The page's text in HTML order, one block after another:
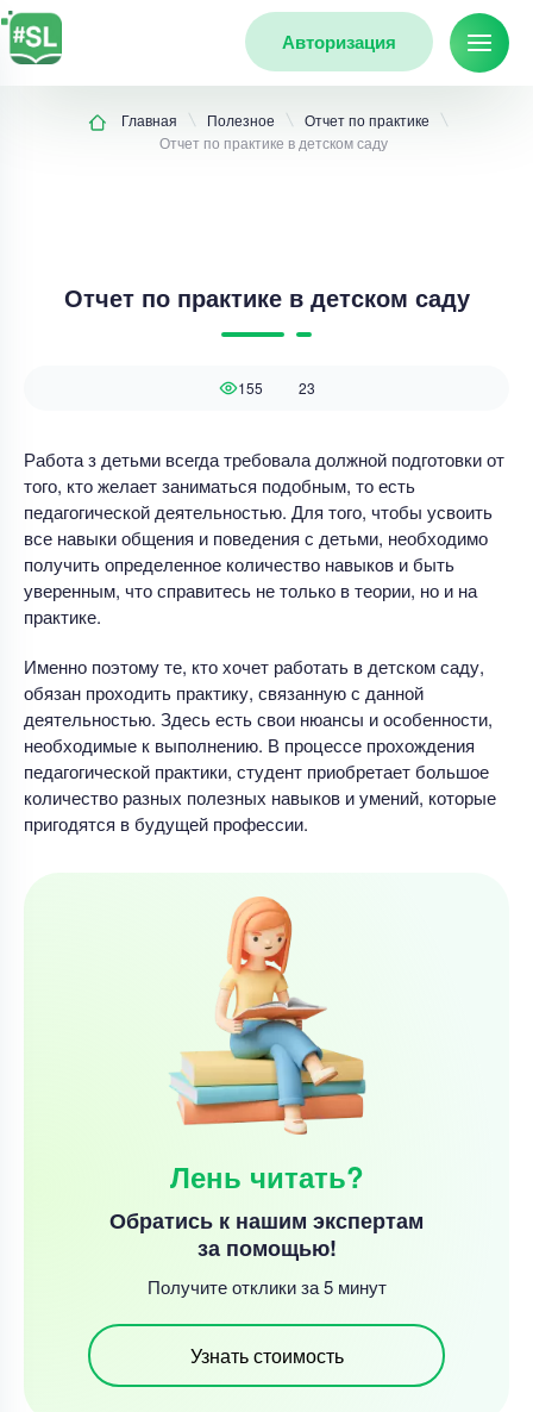
Авторизация
Главная Полезное
Отчет по практике
Отчет по практике в детском саду
Отчет по практике в детском саду
155 23
Работа з детьми всегда требовала должной подготовки от
того, кто желает заниматься подобным, то есть
педагогической деятельностью. Для того, чтобы усвоить
все навыки общения и поведения с детьми, необходимо
получить определенное количество навыков и быть
уверенным, что справитесь не только в теории, но и на
практике.
Именно поэтому те, кто хочет работать в детском саду,
обязан проходить практику, связанную с данной
деятельностью. Здесь есть свои нюансы и особенности,
необходимые к выполнению. В процессе прохождения
педагогической практики, студент приобретает большое
количество разных полезных навыков и умений, которые
пригодятся в будущей профессии.
Лень читать?
Обратись к нашим экспертам
за помощью!
Получите отклики за 5 минут
Узнать стоимость